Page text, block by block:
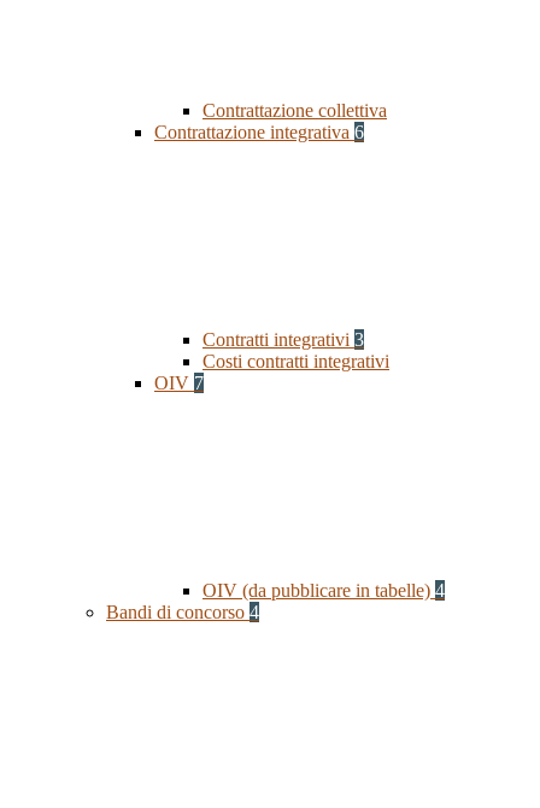
Contrattazione collettiva
Contrattazione integrativa 6
Contratti integrativi 3
Costi contratti integrativi
OIV 7
OIV (da pubblicare in tabelle) 4
Bandi di concorso 4